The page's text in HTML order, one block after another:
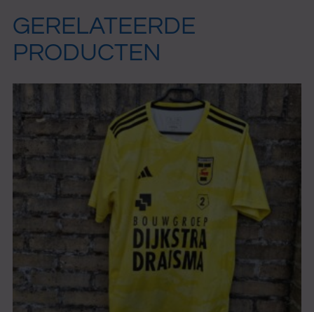
GERELATEERDE
PRODUCTEN